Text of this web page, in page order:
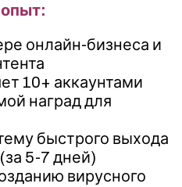
онлайн-бизнеса и
10+ аккаунтами
наград для
быстрого выхода
5-7 дней)
вирусного